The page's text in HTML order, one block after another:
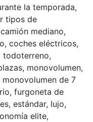
la temporada,
tipos de
mediano,
coches eléctricos,
todoterreno,
monovolumen,
de 7
furgoneta de
estándar, lujo,
elite,